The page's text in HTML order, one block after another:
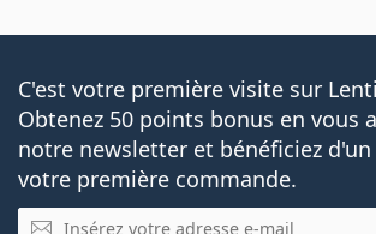
C'est votre première visite sur
Obtenez 50 points bonus en vous
notre newsletter et bénéficiez d'un
votre première commande.
E-mail